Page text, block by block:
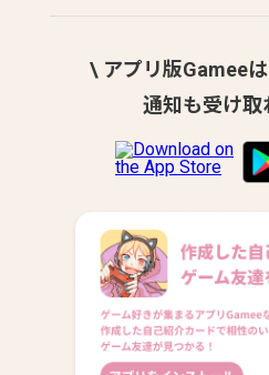
\ アプリ版Gamee
通知も受け取